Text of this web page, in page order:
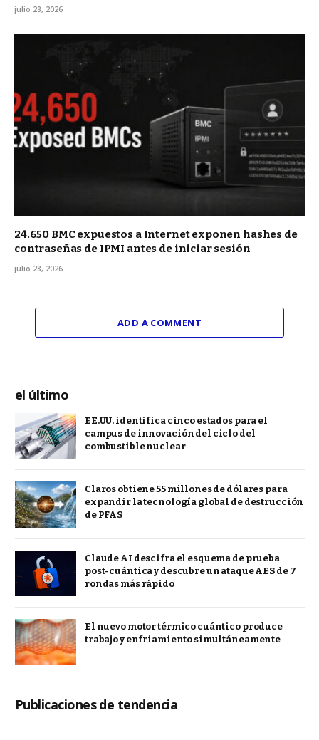
julio 28, 2026
24.650 BMC expuestos a Internet exponen hashes de
contraseñas de IPMI antes de iniciar sesión
julio 28, 2026
ADD A COMMENT
el último
EE.UU. identifica cinco estados para el
campus de innovación del ciclo del
combustible nuclear
Claros obtiene 55 millones de dólares para
expandir la tecnología global de destrucción
de PFAS
Claude AI descifra el esquema de prueba
post-cuántica y descubre un ataque AES de 7
rondas más rápido
El nuevo motor térmico cuántico produce
trabajo y enfriamiento simultáneamente
Publicaciones de tendencia